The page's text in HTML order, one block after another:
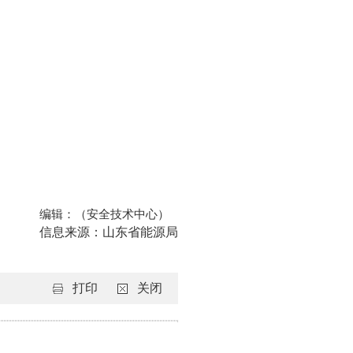
编辑：（安全技术中心）
信息来源：山东省能源局
打印 关闭